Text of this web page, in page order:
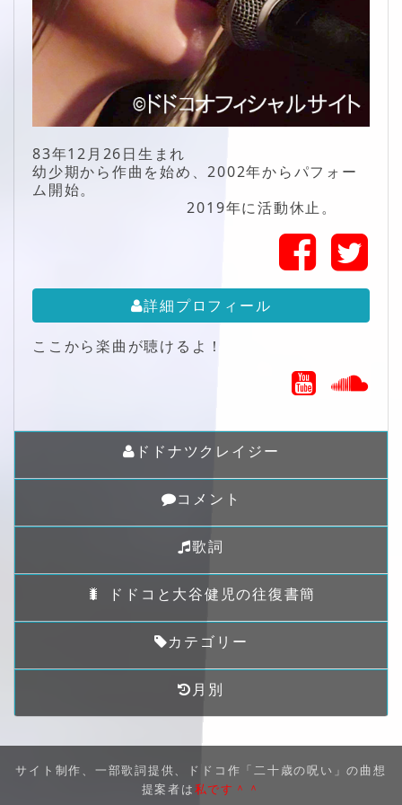
83年12月26日生まれ
幼少期から作曲を始め、2002年からパフォー
ム開始。
2019年に活動休止。
詳細プロフィール
ここから楽曲が聴けるよ！
ドドナツクレイジー
コメント
歌詞
🐛 ドドコと大谷健児の往復書簡
カテゴリー
月別
サイト制作、一部歌詞提供、ドドコ作「二十歳の呪い」の曲想
提案者は私です＾＾